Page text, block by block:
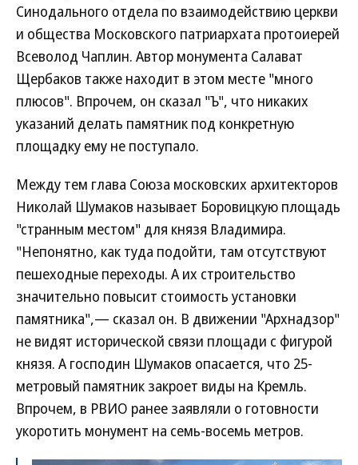
Синодального отдела по взаимодействию церкви
и общества Московского патриархата протоиерей
Всеволод Чаплин. Автор монумента Салават
Щербаков также находит в этом месте "много
плюсов". Впрочем, он сказал "Ъ", что никаких
указаний делать памятник под конкретную
площадку ему не поступало.
Между тем глава Союза московских архитекторов
Николай Шумаков называет Боровицкую площадь
"странным местом" для князя Владимира.
"Непонятно, как туда подойти, там отсутствуют
пешеходные переходы. А их строительство
значительно повысит стоимость установки
памятника",— сказал он. В движении "Архнадзор"
не видят исторической связи площади с фигурой
князя. А господин Шумаков опасается, что 25-
метровый памятник закроет виды на Кремль.
Впрочем, в РВИО ранее заявляли о готовности
укоротить монумент на семь-восемь метров.